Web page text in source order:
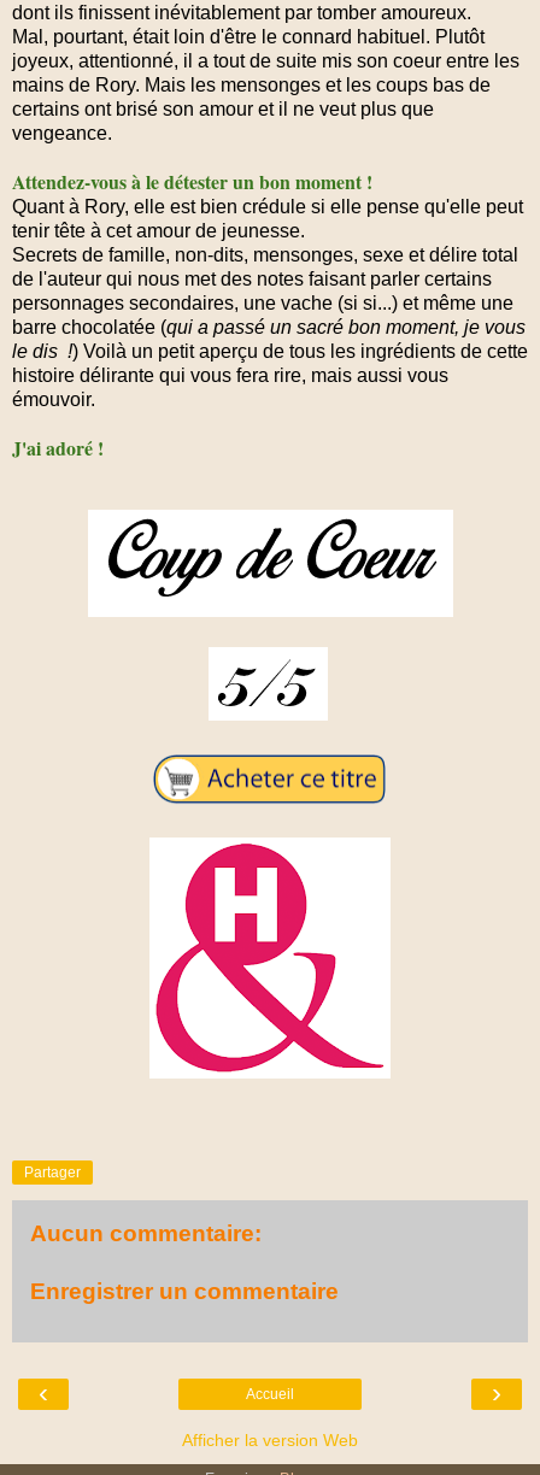
dont ils finissent inévitablement par tomber amoureux.
Mal, pourtant, était loin d'être le connard habituel. Plutôt
joyeux, attentionné, il a tout de suite mis son coeur entre les
mains de Rory. Mais les mensonges et les coups bas de
certains ont brisé son amour et il ne veut plus que
vengeance.
Attendez-vous à le détester un bon moment !
Quant à Rory, elle est bien crédule si elle pense qu'elle peut
tenir tête à cet amour de jeunesse.
Secrets de famille, non-dits, mensonges, sexe et délire total
de l'auteur qui nous met des notes faisant parler certains
personnages secondaires, une vache (si si...) et même une
barre chocolatée (qui a passé un sacré bon moment, je vous
le dis !) Voilà un petit aperçu de tous les ingrédients de cette
histoire délirante qui vous fera rire, mais aussi vous
émouvoir.
J'ai adoré !
Partager
Aucun commentaire:
Enregistrer un commentaire
‹ ›
Accueil
Afficher la version Web